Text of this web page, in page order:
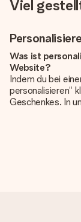
Viel
Was ist
Website?
Indem du bei
personalisieren“
Geschenkes. In
noch eines
Geschenk die